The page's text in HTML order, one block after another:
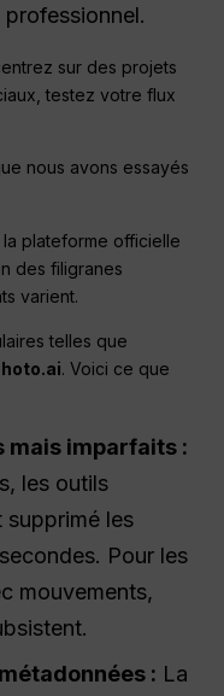
sur des projets
testez votre flux
nous avons essayés
plateforme officielle
des filigranes
varient.
telles que
. Voici ce que
mais imparfaits :
les outils
les
Pour les
mouvements,
: La